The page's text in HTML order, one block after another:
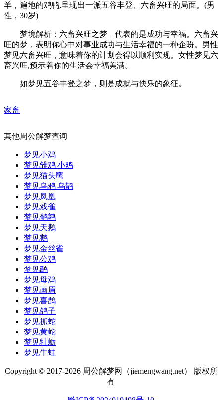
羊，遍地的鸡鸭,呈现出一派五谷丰登、六畜兴旺的局面。(男
性，30岁)
梦境解析：六畜兴旺之梦，代表的是成功与幸福。六畜兴
旺的梦，表明你心中对事业成功与生活幸福的一种企盼。男性
梦见六畜兴旺，意味着你的计划会得以顺利实现。女性梦见六
畜兴旺,预示着你的生活会幸福美满。
如梦见五谷丰登之梦，则是成就与快乐的象征。
家畜
其他周公解梦查询
梦见小鸡
梦见雏鸡 小鸡
梦见猫头鹰
梦见乌鸦 乌鹊
梦见凤凰
梦见戏雀
梦见鹌鹑
梦见天鹅
梦见鹅
梦见金丝雀
梦见公鸡
梦见鹞
梦见母鸡
梦见画眉
梦见喜鹊
梦见鸽子
梦见抓蛇
梦见黄蛇
梦见牡蛎
梦见牛蛙
Copyright © 2017-2026 周公解梦网（jiemengwang.net） 版权所
有